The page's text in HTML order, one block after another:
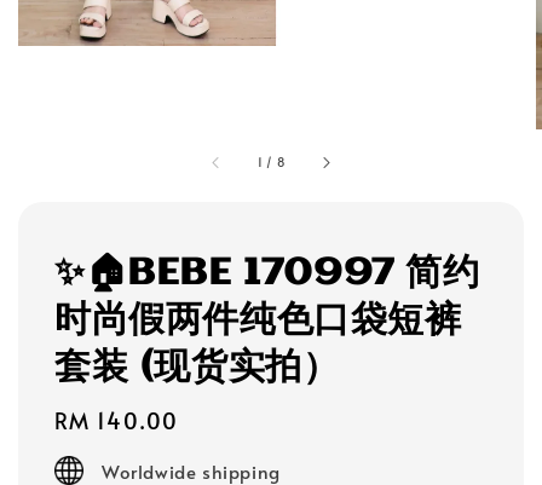
1 / 8
✨🏠BEBE 170997 简约
时尚假两件纯色口袋短裤
套装 (现货实拍）
Regular
price
RM 140.00
Worldwide shipping